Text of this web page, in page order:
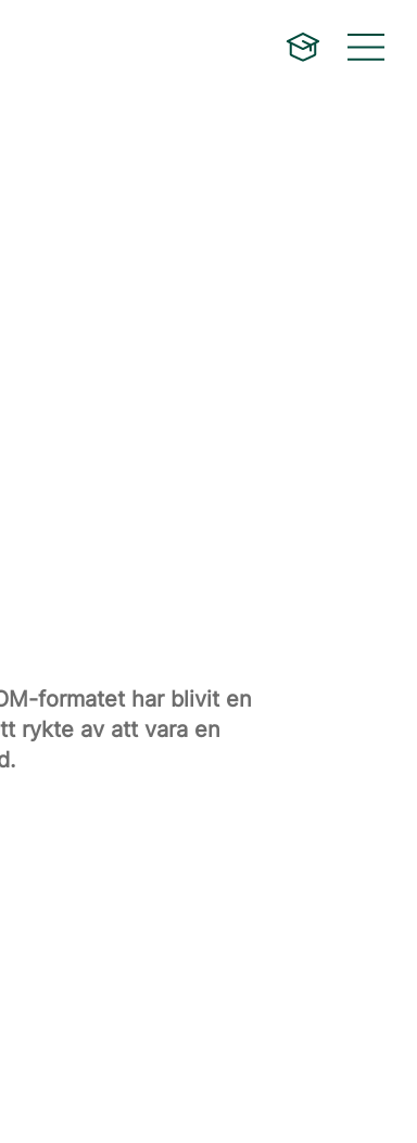
formatet har blivit en
rykte av att vara en